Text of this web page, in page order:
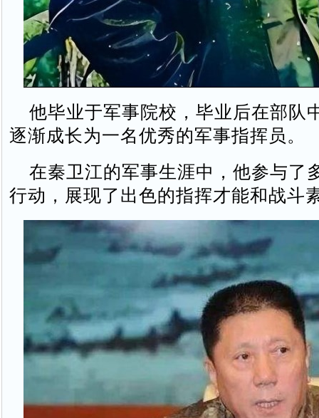
他毕业于军事院校，毕业后在部队
逐渐成长为一名优秀的军事指挥员。
在秦卫江的军事生涯中，他参与了
行动，展现了出色的指挥才能和战斗